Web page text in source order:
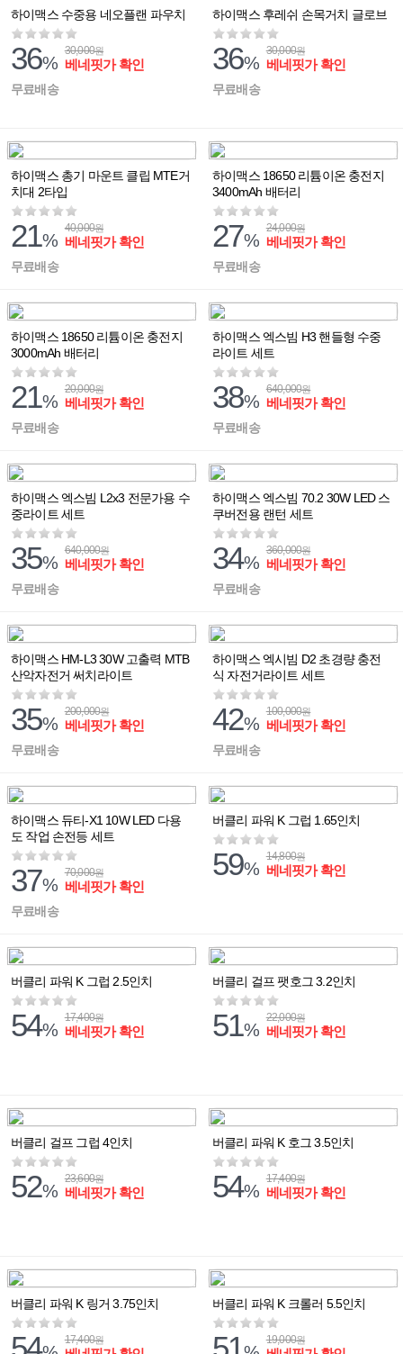
하이맥스 수중용 네오플랜 파우치
36%
30,000원
베네핏가 확인
무료배송
하이맥스 후레쉬 손목거치 글로브
36%
30,000원
베네핏가 확인
무료배송
하이맥스 총기 마운트 클립 MTE거
치대 2타입
21%
40,000원
베네핏가 확인
무료배송
하이맥스 18650 리튬이온 충전지
3400mAh 배터리
27%
24,000원
베네핏가 확인
무료배송
하이맥스 18650 리튬이온 충전지
3000mAh 배터리
21%
20,000원
베네핏가 확인
무료배송
하이맥스 엑스빔 H3 핸들형 수중
라이트 세트
38%
640,000원
베네핏가 확인
무료배송
하이맥스 엑스빔 L2x3 전문가용 수
중라이트 세트
35%
640,000원
베네핏가 확인
무료배송
하이맥스 엑스빔 70.2 30W LED 스
쿠버전용 랜턴 세트
34%
360,000원
베네핏가 확인
무료배송
하이맥스 HM-L3 30W 고출력 MTB
산악자전거 써치라이트
35%
200,000원
베네핏가 확인
무료배송
하이맥스 엑시빔 D2 초경량 충전
식 자전거라이트 세트
42%
100,000원
베네핏가 확인
무료배송
하이맥스 듀티-X1 10W LED 다용
도 작업 손전등 세트
37%
70,000원
베네핏가 확인
무료배송
버클리 파워 K 그럽 1.65인치
59%
14,800원
베네핏가 확인
버클리 파워 K 그럽 2.5인치
54%
17,400원
베네핏가 확인
버클리 걸프 팻호그 3.2인치
51%
22,000원
베네핏가 확인
버클리 걸프 그럽 4인치
52%
23,600원
베네핏가 확인
버클리 파워 K 호그 3.5인치
54%
17,400원
베네핏가 확인
버클리 파워 K 링거 3.75인치
17,400원
버클리 파워 K 크롤러 5.5인치
19,000원